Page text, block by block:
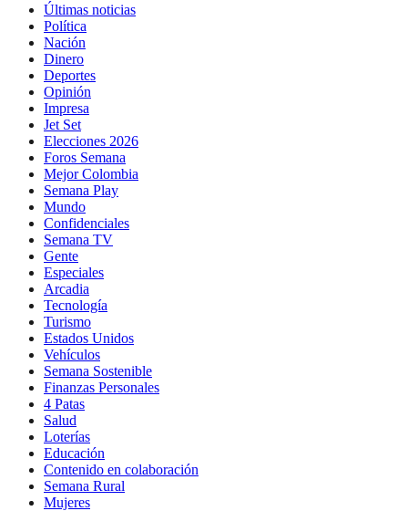
Últimas noticias
Política
Nación
Dinero
Deportes
Opinión
Impresa
Jet Set
Elecciones 2026
Foros Semana
Mejor Colombia
Semana Play
Mundo
Confidenciales
Semana TV
Gente
Especiales
Arcadia
Tecnología
Turismo
Estados Unidos
Vehículos
Semana Sostenible
Finanzas Personales
4 Patas
Salud
Loterías
Educación
Contenido en colaboración
Semana Rural
Mujeres